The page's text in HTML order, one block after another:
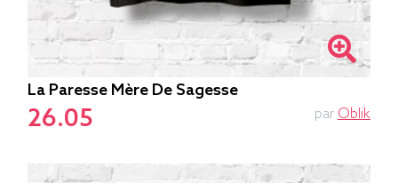
La Paresse Mère De Sagesse
26.05 par Oblik